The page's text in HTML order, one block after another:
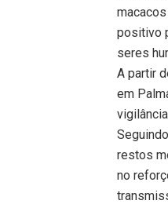
positivo
seres
A partir
em
restos
no